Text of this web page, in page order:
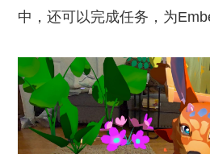
中，还可以完成任务，为